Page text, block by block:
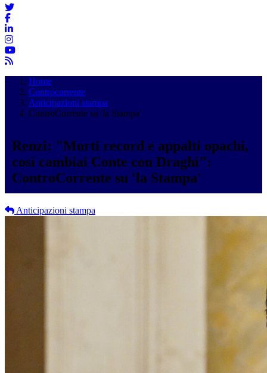
Home
Controcorrente
Anticipazioni stampa
ControCorrente su 'la Stampa'
Renzi: "Morti record e appalti opachi,
così cambiai Conte con Draghi":
ControCorrente su 'la Stampa'
Anticipazioni stampa